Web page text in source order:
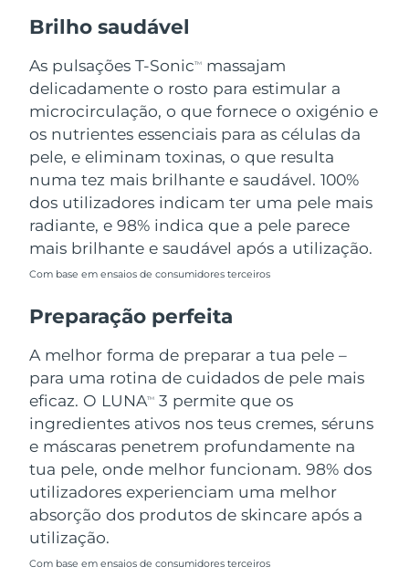
Brilho saudável
As pulsações T-SonicTM
massajam
delicadamente o rosto para estimular a
microcirculação, o que fornece o oxigénio e
os nutrientes essenciais para as células da
pele, e eliminam toxinas, o que resulta
numa tez mais brilhante e saudável. 100%
dos utilizadores indicam ter uma pele mais
radiante, e 98% indica que a pele parece
mais brilhante e saudável após a utilização.
Com base em ensaios de consumidores terceiros
Preparação perfeita
A melhor forma de preparar a tua pele –
para uma rotina de cuidados de pele mais
eficaz. O LUNATM
3 permite que os
ingredientes ativos nos teus cremes, séruns
e máscaras penetrem profundamente na
tua pele, onde melhor funcionam. 98% dos
utilizadores experienciam uma melhor
absorção dos produtos de skincare após a
utilização.
Com base em ensaios de consumidores terceiros